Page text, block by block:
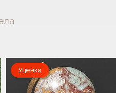
Уценка